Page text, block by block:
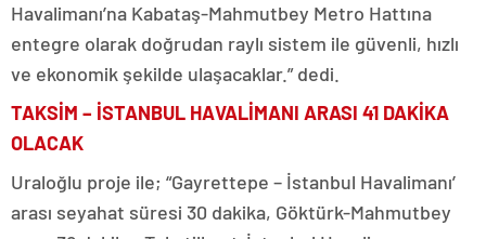
Havalimanı’na Kabataş-Mahmutbey Metro Hattına
entegre olarak doğrudan raylı sistem ile güvenli, hızlı
ve ekonomik şekilde ulaşacaklar.” dedi.
TAKSİM – İSTANBUL HAVALİMANI ARASI 41 DAKİKA
OLACAK
Uraloğlu proje ile; “Gayrettepe – İstanbul Havalimanı’
arası seyahat süresi 30 dakika, Göktürk-Mahmutbey